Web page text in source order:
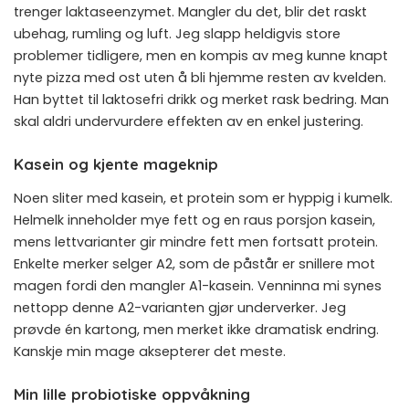
trenger laktaseenzymet. Mangler du det, blir det raskt
ubehag, rumling og luft. Jeg slapp heldigvis store
problemer tidligere, men en kompis av meg kunne knapt
nyte pizza med ost uten å bli hjemme resten av kvelden.
Han byttet til laktosefri drikk og merket rask bedring. Man
skal aldri undervurdere effekten av en enkel justering.
Kasein og kjente mageknip
Noen sliter med kasein, et protein som er hyppig i kumelk.
Helmelk inneholder mye fett og en raus porsjon kasein,
mens lettvarianter gir mindre fett men fortsatt protein.
Enkelte merker selger A2, som de påstår er snillere mot
magen fordi den mangler A1-kasein. Venninna mi synes
nettopp denne A2-varianten gjør underverker. Jeg
prøvde én kartong, men merket ikke dramatisk endring.
Kanskje min mage aksepterer det meste.
Min lille probiotiske oppvåkning